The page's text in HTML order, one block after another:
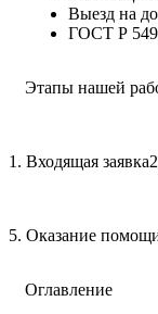
Выезд на
ГОСТ Р
Этапы нашей
1. Входящая заявка
5. Оказание
Оглавление